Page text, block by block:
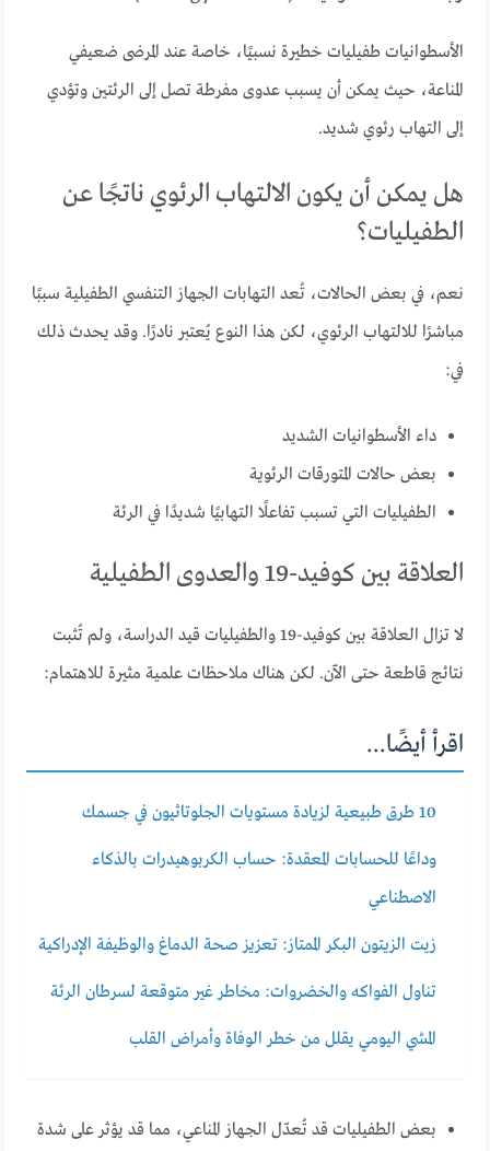
الأسطوانيات طفيليات خطيرة نسبيًا، خاصة عند المرضى ضعيفي
المناعة، حيث يمكن أن يسبب عدوى مفرطة تصل إلى الرئتين وتؤدي
إلى التهاب رئوي شديد.
هل يمكن أن يكون الالتهاب الرئوي ناتجًا عن
الطفيليات؟
نعم، في بعض الحالات، تُعد التهابات الجهاز التنفسي الطفيلية سببًا
مباشرًا للالتهاب الرئوي، لكن هذا النوع يُعتبر نادرًا. وقد يحدث ذلك
في:
داء الأسطوانيات الشديد
بعض حالات المتورقات الرئوية
الطفيليات التي تسبب تفاعلًا التهابيًا شديدًا في الرئة
العلاقة بين كوفيد-19 والعدوى الطفيلية
لا تزال العلاقة بين كوفيد-19 والطفيليات قيد الدراسة، ولم تُثبت
نتائج قاطعة حتى الآن. لكن هناك ملاحظات علمية مثيرة للاهتمام:
اقرأ أيضًا...
10 طرق طبيعية لزيادة مستويات الجلوتاثيون في جسمك
وداعًا للحسابات المعقدة: حساب الكربوهيدرات بالذكاء
الاصطناعي
زيت الزيتون البكر الممتاز: تعزيز صحة الدماغ والوظيفة الإدراكية
تناول الفواكه والخضروات: مخاطر غير متوقعة لسرطان الرئة
المشي اليومي يقلل من خطر الوفاة وأمراض القلب
بعض الطفيليات قد تُعدّل الجهاز المناعي، مما قد يؤثر على شدة